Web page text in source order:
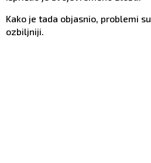
Kako je tada objasnio, problemi
ozbiljniji.